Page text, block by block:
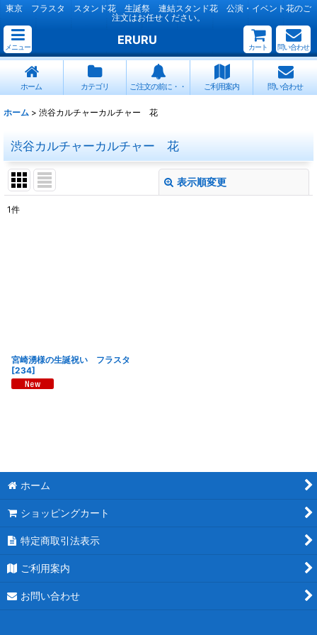
東京 フラスタ スタンド花 生誕祭 連結スタンド花 公演・イベント花のご
注文はお任せください。
メニュー
ERURU
カート 問い合わせ
ホーム カテゴリ ご注文の前に・・ ご利用案内 問い合わせ
ホーム > 渋谷カルチャーカルチャー 花
渋谷カルチャーカルチャー 花
表示順変更
1件
宮崎湧様の生誕祝い フラスタ
[234]
ホーム
ショッピングカート
特定商取引法表示
ご利用案内
お問い合わせ